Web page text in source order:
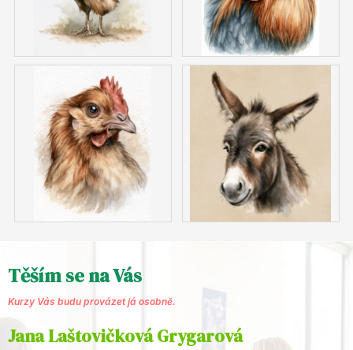
Těším se na Vás
Kurzy Vás budu provázet já osobně.
Jana Laštovičková Grygarová